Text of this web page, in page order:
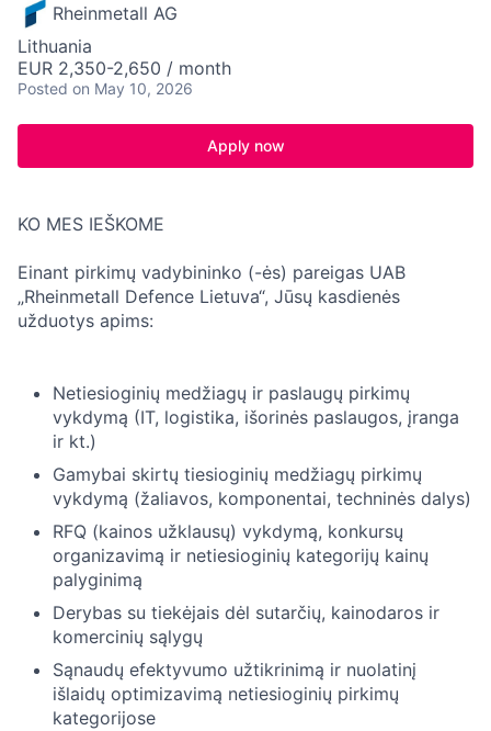
Rheinmetall AG
Lithuania
EUR 2,350-2,650 / month
Posted on May 10, 2026
Apply now
KO MES IEŠKOME
Einant pirkimų vadybininko (-ės) pareigas UAB
„Rheinmetall Defence Lietuva“, Jūsų kasdienės
užduotys apims:
Netiesioginių medžiagų ir paslaugų pirkimų
vykdymą (IT, logistika, išorinės paslaugos, įranga
ir kt.)
Gamybai skirtų tiesioginių medžiagų pirkimų
vykdymą (žaliavos, komponentai, techninės dalys)
RFQ (kainos užklausų) vykdymą, konkursų
organizavimą ir netiesioginių kategorijų kainų
palyginimą
Derybas su tiekėjais dėl sutarčių, kainodaros ir
komercinių sąlygų
Sąnaudų efektyvumo užtikrinimą ir nuolatinį
išlaidų optimizavimą netiesioginių pirkimų
kategorijose